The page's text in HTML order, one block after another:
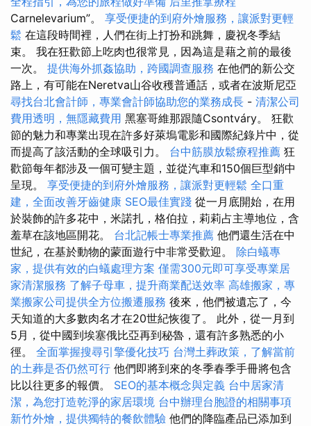
Carnelevarium”。 享受便捷的到府外燴服務，讓派對更輕
鬆 在這段時間裡，人們在街上打扮和跳舞，慶祝冬季結
束。 我在狂歡節上吃肉也很常見，因為這是藉之前的最後
一次。 提供海外抓姦協助，跨國調查服務 在他們的新公交
路上，有可能在Neretva山谷收穫普通話，或者在波斯尼亞
尋找台北會計師，專業會計師協助您的業務成長 - 清潔公司
費用透明，無隱藏費用 黑塞哥維那跟隨Csontváry。 狂歡
節的魅力和專業出現在許多好萊塢電影和國際紀錄片中，從
而提高了該活動的全球吸引力。 台中筋膜放鬆療程推薦 狂
歡節每年都涉及一個可變主題，並從汽車和150個巨型銷中
呈現。 享受便捷的到府外燴服務，讓派對更輕鬆 全口重
建，全面改善牙齒健康 SEO最佳實踐 從一月底開始，在用
於裝飾的許多花中，米諾扎，格伯拉，莉莉占主導地位，含
羞草在該地區開花。 台北記帳士專業推薦 他們還生活在中
世紀，在基於動物的蒙面遊行中非常受歡迎。 除白蟻專
家，提供有效的白蟻處理方案 僅需300元即可享受專業居
家清潔服務 了解子母車，提升商業配送效率 高雄搬家，專
業搬家公司提供全方位搬遷服務 後來，他們被遺忘了，今
天知道的大多數肉名才在20世紀恢復了。 此外，從一月到
5月，從中國到埃塞俄比亞再到秘魯，還有許多熟悉的小
徑。 全面掌握搜尋引擎優化技巧 台灣土葬政策，了解當前
的土葬是否仍然可行 他們即將到來的冬季春季手冊將包含
比以往更多的報價。 SEO的基本概念與定義 台中居家清
潔，為您打造乾淨的家居環境 台中辦理台胞證的相關事項
新竹外燴，提供獨特的餐飲體驗 他們的降臨產品已添加到